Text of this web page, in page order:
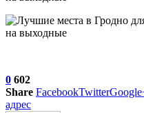
0 602
Share FacebookTwitter
адрес